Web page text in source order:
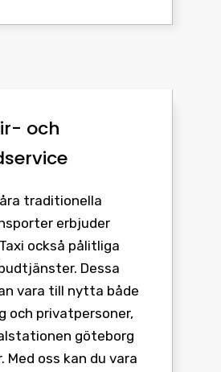
och
traditionella
erbjuder
också pålitliga
Dessa
vara till nytta både
och privatpersoner,
göteborg
Med oss kan du vara